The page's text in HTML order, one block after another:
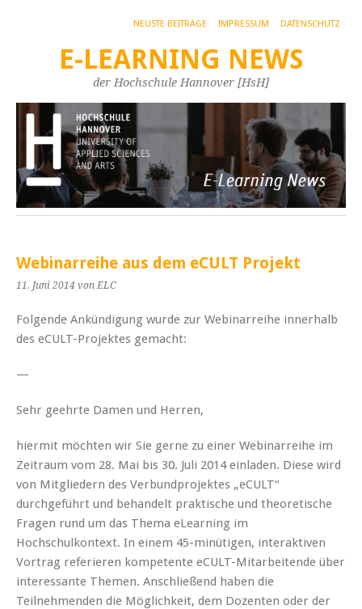
NEUSTE BEITRÄGE IMPRESSUM DATENSCHUTZ
E-LEARNING NEWS
der Hochschule Hannover [HsH]
Webinarreihe aus dem eCULT Projekt
11. Juni 2014 von ELC
Folgende Ankündigung wurde zur Webinarreihe innerhalb
des eCULT-Projektes gemacht:
—
Sehr geehrte Damen und Herren,
hiermit möchten wir Sie gerne zu einer Webinarreihe im
Zeitraum vom 28. Mai bis 30. Juli 2014 einladen. Diese wird
von Mitgliedern des Verbundprojektes „eCULT“
durchgeführt und behandelt praktische und theoretische
Fragen rund um das Thema eLearning im
Hochschulkontext. In einem 45-minütigen, interaktiven
Vortrag referieren kompetente eCULT-Mitarbeitende über
interessante Themen. Anschließend haben die
Teilnehmenden die Möglichkeit, dem Dozenten oder der